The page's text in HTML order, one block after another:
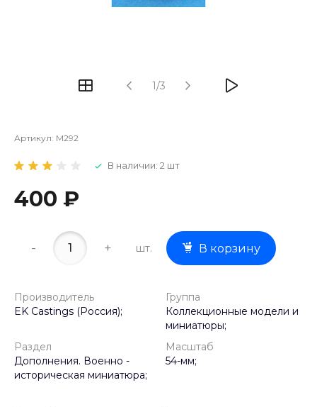
1/3
Артикул: M292
В наличии: 2 шт
400 ₽
- + шт. В корзину
Производитель
EK Castings (Россия);
Группа
Коллекционные модели и
миниатюры;
Раздел
Дополнения. Военно -
историческая миниатюра;
Масштаб
54-мм;